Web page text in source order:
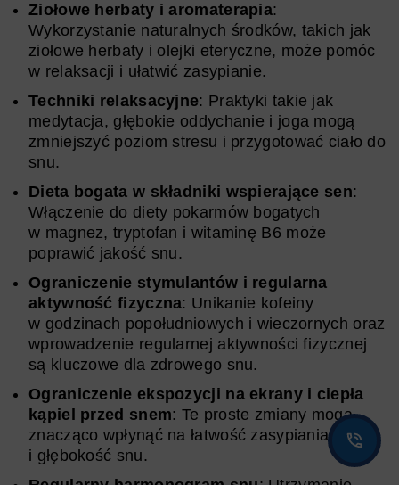
Ziołowe herbaty i aromaterapia:
Wykorzystanie naturalnych środków, takich jak
ziołowe herbaty i olejki eteryczne, może pomóc
w relaksacji i ułatwić zasypianie.
Techniki relaksacyjne: Praktyki takie jak
medytacja, głębokie oddychanie i joga mogą
zmniejszyć poziom stresu i przygotować ciało do
snu.
Dieta bogata w składniki wspierające sen:
Włączenie do diety pokarmów bogatych
w magnez, tryptofan i witaminę B6 może
poprawić jakość snu.
Ograniczenie stymulantów i regularna
aktywność fizyczna: Unikanie kofeiny
w godzinach popołudniowych i wieczornych oraz
wprowadzenie regularnej aktywności fizycznej
są kluczowe dla zdrowego snu.
Ograniczenie ekspozycji na ekrany i ciepła
kąpiel przed snem: Te proste zmiany mogą
znacząco wpłynąć na łatwość zasypiania
i głębokość snu.